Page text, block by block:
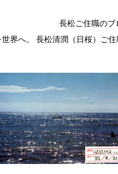
長松ご住職のブ
界へ。 長松清潤（日桜）ご